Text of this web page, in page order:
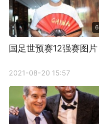
6
国足世预赛12强赛图片
2021-08-20 15:57